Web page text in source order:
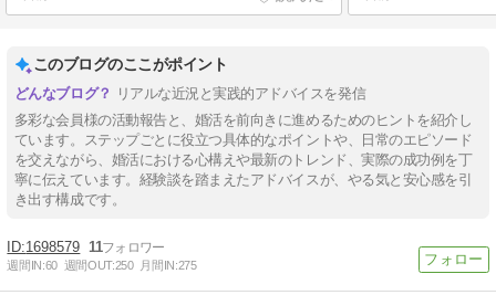
このブログのここがポイント
リアルな近況と実践的アドバイスを発信
多彩な会員様の活動報告と、婚活を前向きに進めるためのヒントを紹介し
ています。ステップごとに役立つ具体的なポイントや、日常のエピソード
を交えながら、婚活における心構えや最新のトレンド、実際の成功例を丁
寧に伝えています。経験談を踏まえたアドバイスが、やる気と安心感を引
き出す構成です。
1698579 11
週間IN:60 週間OUT:250 月間IN:275